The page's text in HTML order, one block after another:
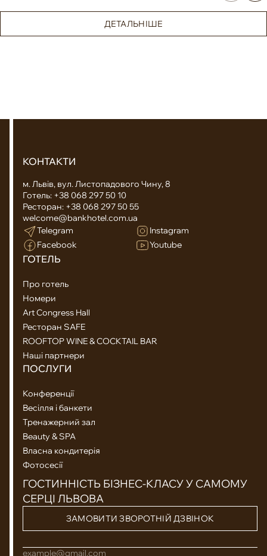
ДЕТАЛЬНІШЕ
КОНТАКТИ
м. Львів, вул. Листопадового Чину, 8
Готель: +38 068 297 50 10
Ресторан: +38 068 297 50 55
welcome@bankhotel.com.ua
Telegram
Instagram
Facebook
Youtube
ГОТЕЛЬ
Про готель
Номери
Art Congress Hall
Ресторан SAFE
ROOFTOP WINE & COCKTAIL BAR
Наші партнери
ПОСЛУГИ
Конференції
Весілля і банкети
Тренажерний зал
Beauty & SPA
Власна кондитерія
Фотосесії
ГОСТИННІСТЬ БІЗНЕС-КЛАСУ У САМОМУ
СЕРЦІ ЛЬВОВА
ЗАМОВИТИ ЗВОРОТНІЙ ДЗВІНОК
example@gmail.com